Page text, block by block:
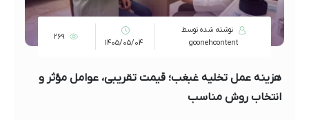
نوشته شده توسط
goonehcontent
1405/05/04
269
هزینه عمل تخلیه غبغب؛ قیمت تقریبی، عوامل مؤثر و
انتخاب روش مناسب